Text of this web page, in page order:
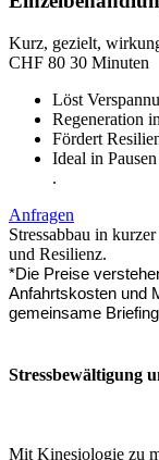
Kurz, gezielt,
CHF 80 30 Minuten
Löst
Regeneration
Fördert
Ideal in
.
Anfragen
Stressabbau in
und Resilienz.
*Die Preise
Anfahrtskosten und
gemeinsame
Stressbewältigung
Mit Kinesiologie zu